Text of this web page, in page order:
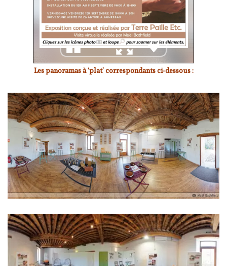
Les panoramas à ‘plat’ correspondants ci-dessous :